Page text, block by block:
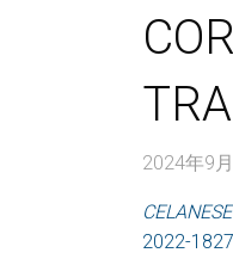
2024年9
2022-1827